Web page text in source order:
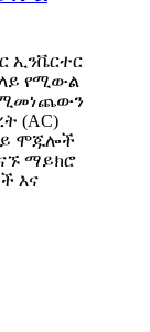
ኢንቬርተር
የሚውል
(AC)
ሞጁሎች
ማይክሮ
እና